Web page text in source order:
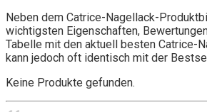
Neben dem Catrice-Nagellack-
wichtigsten Eigenschaften,
Tabelle mit den aktuell besten Catrice-
kann jedoch oft identisch mit der
Keine Produkte gefunden.